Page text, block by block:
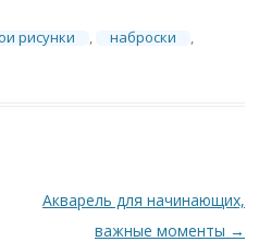
рисунки , наброски
,
Акварель для начинающих,
важные моменты →